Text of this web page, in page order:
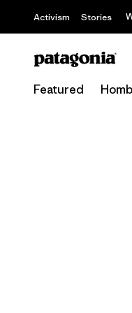
Activism Stories
Featured